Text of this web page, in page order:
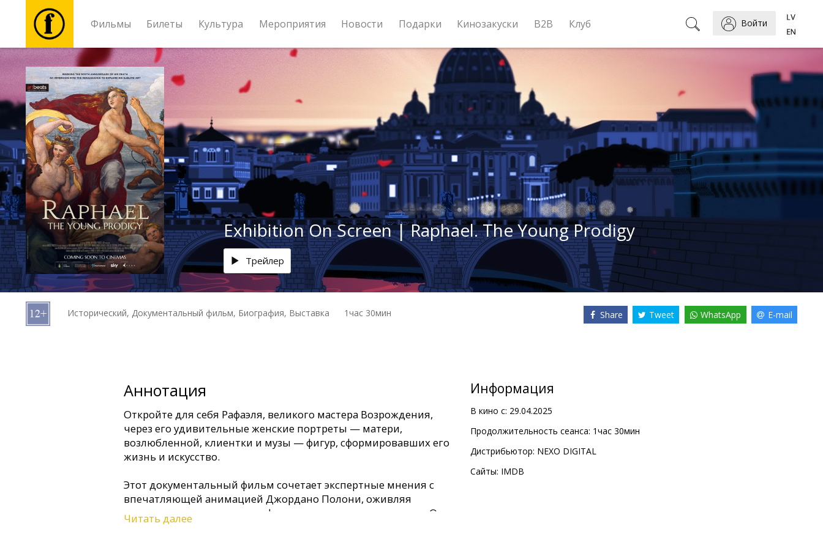
Фильмы Билеты Культура Мероприятия Новости Подарки Кинозакуски B2B Клуб Войти
Фильмы
Билеты
Культура
Мероприятия
Новости
Подарки
Кинозакуски
B2B
Exhibition On Screen | Raphael. The Young Prodigy
Трейлер
Исторический, Документальный фильм, Биография, Выставка 1час 30мин Share Tweet WhatsApp E-mail
Аннотация
Откройте для себя Рафаэля, великого мастера Возрождения,
через его удивительные женские портреты — матери,
возлюбленной, клиентки и музы — фигур, сформировавших его
жизнь и искусство.
Этот документальный фильм сочетает экспертные мнения с
впечатляющей анимацией Джордано Полони, оживляя
ключевые моменты, где миф и реальность переплетаются. От
ранней утраты матери до женщин, повлиявших на его успех,
Читать далее
Информация
В кино с: 29.04.2025
Продолжительность сеанса: 1час 30мин
Дистрибьютор: NEXO DIGITAL
Сайты: IMDB